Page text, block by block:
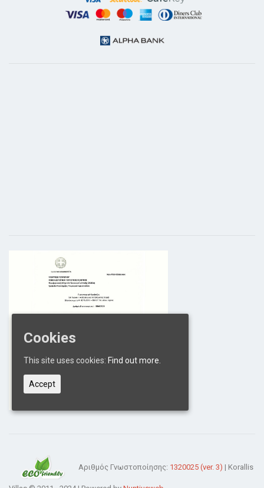
Αριθμός Γνωστοποίησης: 1320025 (ver. 3) | Korallis
Cookies
This site uses cookies: Find out more.
Accept